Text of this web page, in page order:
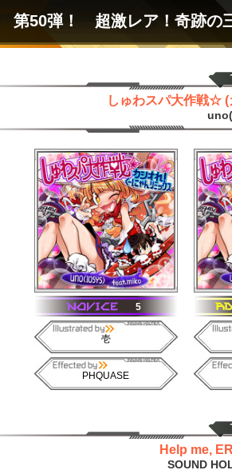
第50弾！ 超激レア！奇跡の
しゅわスパ大作戦☆ (
5
壱
PHQUASE
Help me,
SOUND